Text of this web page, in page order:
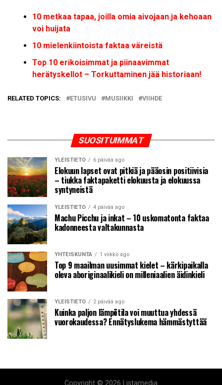
10 metkaa tapaa, joilla omia aivojaan ja kehoaan
voi huijata
10 mielenkiintoista faktaa väreistä
Top 10 erikoisimmat ja piinaavimmat
herätyskellot – Torkuttaminen jää historiaan!
RELATED TOPICS: ETUSIVU MUSIIKKI VIIHDE
SUOSITUIMMAT
YLEISTIETO 6 päivää ago
Elokuun lapset ovat pitkiä ja pääosin positiivisia
– tiukka faktapaketti elokuusta ja elokuussa
syntyneistä
YLEISTIETO 4 päivää ago
Machu Picchu ja inkat – 10 uskomatonta faktaa
kadonneesta valtakunnasta
YHTEISKUNTA 1 viikko ago
Top 9 maailman uusimmat kielet – kärkipaikalla
oleva aboriginaalikieli on milleniaalien äidinkieli
YLEISTIETO 2 päivää ago
Kuinka paljon lämpötila voi muuttua yhdessä
vuorokaudessa? Ennätyslukema hämmästyttää
Copyright © 2026 Listamedia